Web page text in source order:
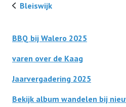
Bleiswijk
BBQ bij Walero 2025
varen over de Kaag
Jaarvergadering 2025
Bekijk album wandelen bij